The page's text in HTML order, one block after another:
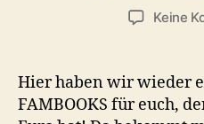
Keine
Hier haben wir wieder
FAMBOOKS für euch,